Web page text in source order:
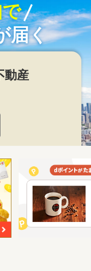
届く
動産